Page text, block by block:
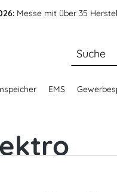
springen
Messe mit über 35
EMS